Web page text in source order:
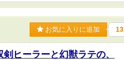
お気に入りに追加 13
ヒーラーと幻獣ラテの、